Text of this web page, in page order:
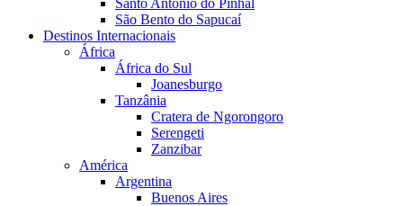
Santo Antônio do Pinhal
São Bento do Sapucaí
Destinos Internacionais
África
África do Sul
Joanesburgo
Tanzânia
Cratera de Ngorongoro
Serengeti
Zanzibar
América
Argentina
Buenos Aires